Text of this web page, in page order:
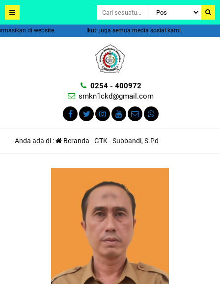
di website. Ikuti juga semua media sosial kami.
0254 - 400972
smkn1ckd@gmail.com
Anda ada di : Beranda -GTK-Subbandi, S.Pd